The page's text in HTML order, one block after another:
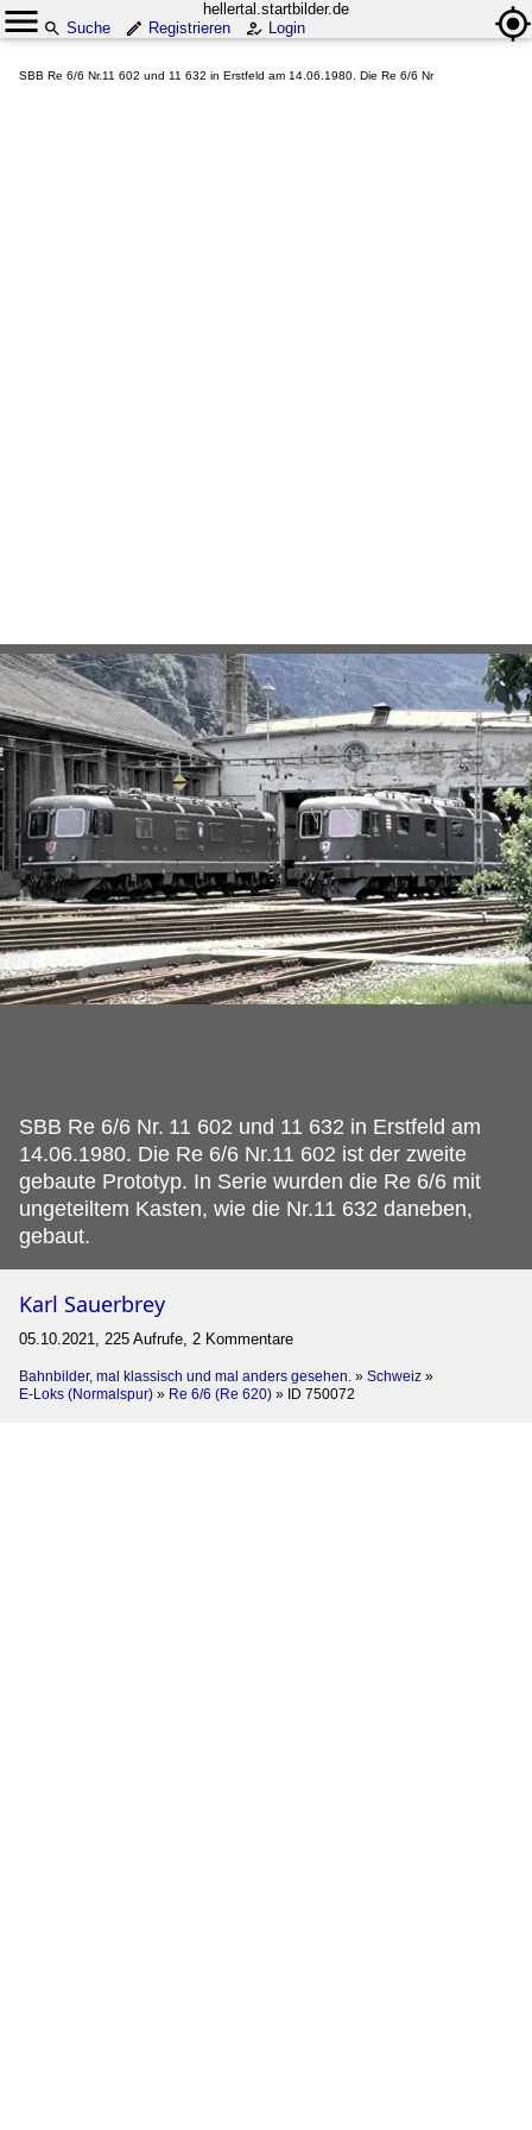
hellertal.startbilder.de
Suche
Registrieren Login
SBB Re 6/6 Nr.11 602 und 11 632 in Erstfeld am 14.06.1980. Die Re 6/6 Nr
SBB Re 6/6 Nr. 11 602 und 11 632 in Erstfeld am
14.06.1980. Die Re 6/6 Nr.11 602 ist der zweite
gebaute Prototyp. In Serie wurden die Re 6/6 mit
ungeteiltem Kasten, wie die Nr.11 632 daneben,
gebaut.
Karl Sauerbrey
05.10.2021, 225 Aufrufe, 2 Kommentare
Bahnbilder, mal klassisch und mal anders gesehen. » Schweiz »
E-Loks (Normalspur) » Re 6/6 (Re 620) » ID 750072